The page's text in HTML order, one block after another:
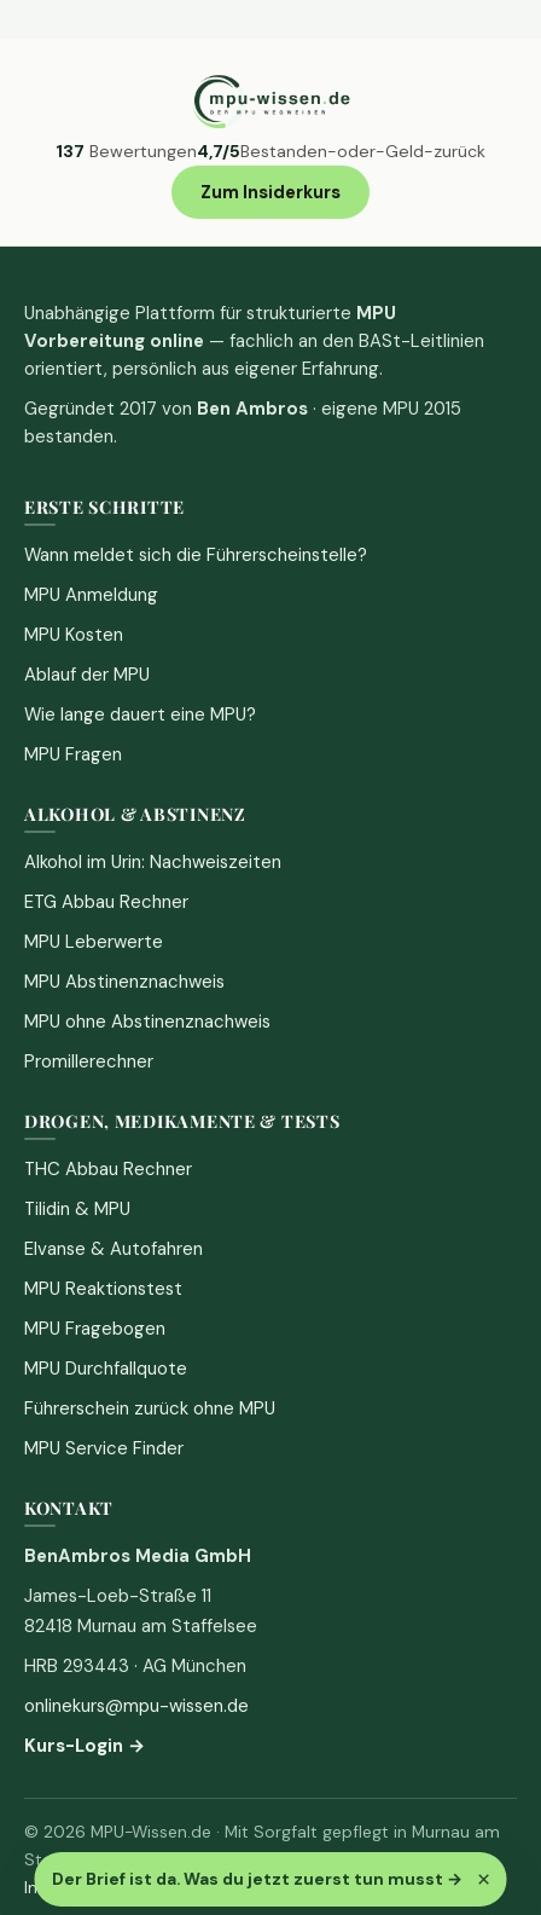
Der Brief ist da. Was du jetzt zuerst tun musst → ×
137 Bewertungen4,7/5Bestanden-oder-Geld-zurück
Zum Insiderkurs
Unabhängige Plattform für strukturierte MPU
Vorbereitung online — fachlich an den BASt-Leitlinien
orientiert, persönlich aus eigener Erfahrung.
Gegründet 2017 von Ben Ambros · eigene MPU 2015
bestanden.
ERSTE SCHRITTE
Wann meldet sich die Führerscheinstelle?
MPU Anmeldung
MPU Kosten
Ablauf der MPU
Wie lange dauert eine MPU?
MPU Fragen
ALKOHOL & ABSTINENZ
Alkohol im Urin: Nachweiszeiten
ETG Abbau Rechner
MPU Leberwerte
MPU Abstinenznachweis
MPU ohne Abstinenznachweis
Promillerechner
DROGEN, MEDIKAMENTE & TESTS
THC Abbau Rechner
Tilidin & MPU
Elvanse & Autofahren
MPU Reaktionstest
MPU Fragebogen
MPU Durchfallquote
Führerschein zurück ohne MPU
MPU Service Finder
KONTAKT
BenAmbros Media GmbH
James-Loeb-Straße 11
82418 Murnau am Staffelsee
HRB 293443 · AG München
onlinekurs@mpu-wissen.de
Kurs-Login →
© 2026 MPU-Wissen.de · Mit Sorgfalt gepflegt in Murnau am
Staffelsee
Impressum· Datenschutz & AGB